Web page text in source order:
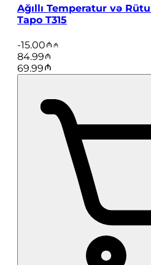
Ağıllı Temperatur və
Tapo T315
-15.00
84.99
69.99